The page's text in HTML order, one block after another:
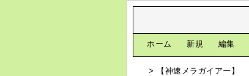
ホーム 新規 編集
> 【神速メラガイアー】